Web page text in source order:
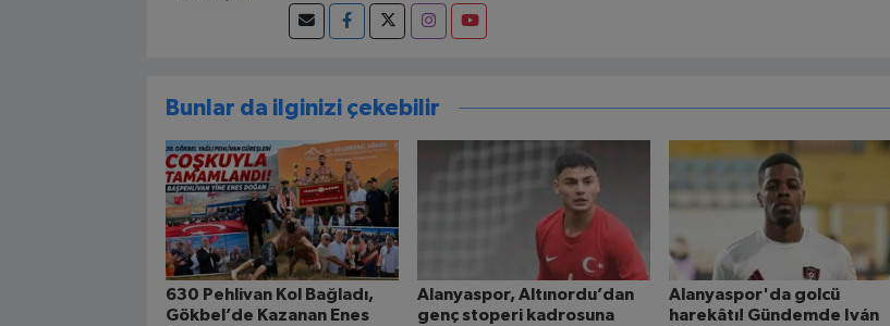
Bunlar da ilginizi çekebilir
630 Pehlivan Kol Bağladı,
Gökbel’de Kazanan Enes
Alanyaspor, Altınordu’dan
genç stoperi kadrosuna
Alanyaspor'da golcü
harekâtı! Gündemde Iván